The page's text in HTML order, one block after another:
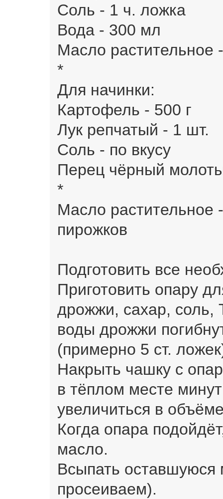
Соль - 1 ч. ложка
Вода - 300 мл
Масло растительное
*
Для начинки:
Картофель - 500 г
Лук репчатый - 1 шт.
Соль - по вкусу
Перец чёрный
*
Масло растительное
пирожков
Подготовить все
Приготовить опару
дрожжи, сахар,
воды дрожжи
(примерно 5 ст.
Накрыть чашку с
в тёплом месте
увеличиться в
Когда опара
масло.
Всыпать оставшуюся
просеиваем).